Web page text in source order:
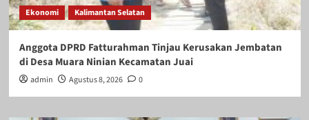
Ekonomi Kalimantan Selatan
Anggota DPRD Fatturahman Tinjau Kerusakan Jembatan
di Desa Muara Ninian Kecamatan Juai
admin Agustus 8, 2026 0